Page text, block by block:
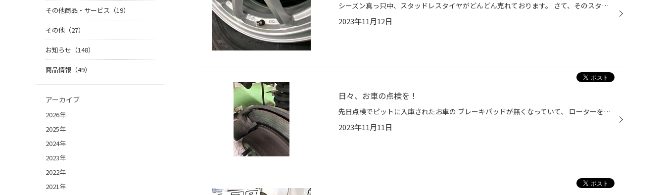
シーズン真っ只中、スタッドレスタイヤがどんどん売れております。 さて、そのスタッドレスにした後、 もしパンクしちゃったら…って考えたことありますか？ えーーと、自分はあります。 去年、新品スタッドレスＶＲＸ３を新調しましたが、 通勤途中にて異変を感じて店でエアーチェック。 なんと、右...
2023年11月12日
日々、お車の点検を！
先日点検でピットに入庫されたお車の ブレーキパッドが無くなっていて、 ローターを削っていました。 こうなってしまうと ブレーキが利かないので ブレーキローターを交換することになり、 非常に危険です！ このような状態になる前に 点検を行い、 安全なカーライフを送れるようにしましょう！
2023年11月11日
その他商品・サービス（19）
その他（27）
お知らせ（148）
商品情報（49）
アーカイブ
2026年
2025年
2024年
2023年
2022年
2021年